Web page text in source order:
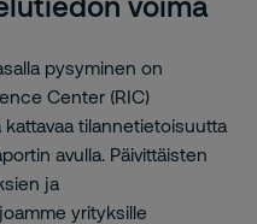
pysyminen on
Center (RIC)
tilannetietoisuutta
avulla. Päivittäisten
ja
yrityksille